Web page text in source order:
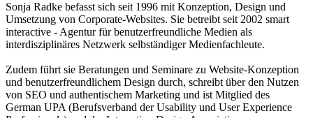
Sonja Radke befasst sich seit 1996 mit Konzeption, Design und
Umsetzung von Corporate-Websites. Sie betreibt seit 2002 smart
interactive - Agentur für benutzerfreundliche Medien als
interdisziplinäres Netzwerk selbständiger Medienfachleute.
Zudem führt sie Beratungen und Seminare zu Website-Konzeption
und benutzerfreundlichem Design durch, schreibt über den Nutzen
von SEO und authentischem Marketing und ist Mitglied des
German UPA (Berufsverband der Usability und User Experience